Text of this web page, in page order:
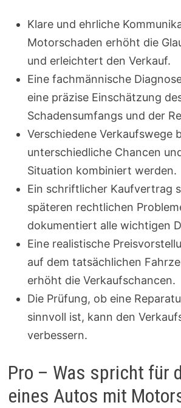
Klare und ehrliche
Motorschaden erhöht die
und erleichtert den Verkauf.
Eine fachmännische
eine präzise Einschätzung
Schadensumfangs und der
Verschiedene Verkaufswege
unterschiedliche Chancen
Situation kombiniert werden.
Ein schriftlicher Kaufvertrag
späteren rechtlichen
dokumentiert alle wichtigen
Eine realistische
auf dem tatsächlichen
erhöht die Verkaufschancen.
Die Prüfung, ob eine
sinnvoll ist, kann den
verbessern.
Pro – Was spricht für
eines Autos mit